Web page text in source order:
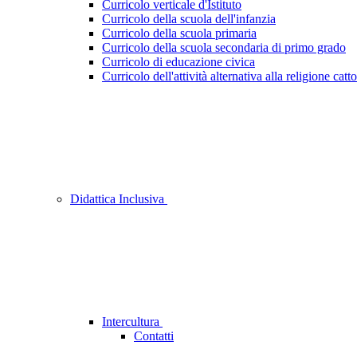
Curricolo verticale d'Istituto
Curricolo della scuola dell'infanzia
Curricolo della scuola primaria
Curricolo della scuola secondaria di primo grado
Curricolo di educazione civica
Curricolo dell'attività alternativa alla religione
Didattica Inclusiva
Intercultura
Contatti